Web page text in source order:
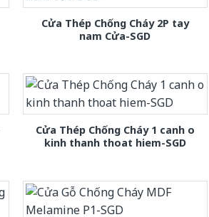
Cửa Thép Chống Cháy 2P tay
nam Cửa-SGD
Cửa Thép Chống Cháy 1 canh o
kinh thanh thoat hiem-SGD